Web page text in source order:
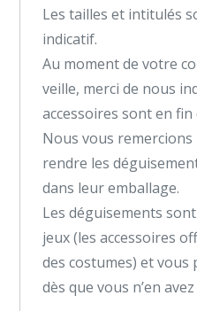
Les tailles et intitulés
indicatif.
Au moment de votre
veille, merci de nous
accessoires sont en fin
Nous vous remercions
rendre les
dans leur emballage.
Les déguisements
jeux (les accessoires
des costumes) et
dès que vous n’en